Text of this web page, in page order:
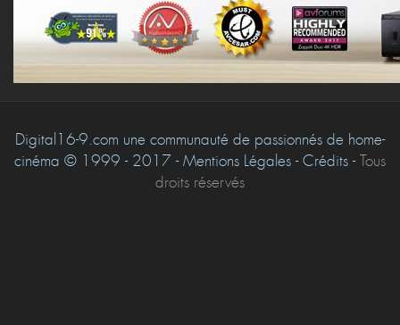
Digital16-9.com une communauté de passionnés de home-
cinéma © 1999 - 2017 - Mentions Légales - Crédits -Tous
droits réservés